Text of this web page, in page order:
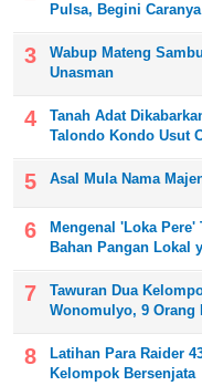
Pulsa, Begini Caranya
Wabup Mateng
Unasman
Tanah Adat
Talondo Kondo Usut
Asal Mula Nama
Mengenal 'Loka Pere'
Bahan Pangan Lokal
Tawuran Dua
Wonomulyo, 9 Orang
Latihan Para Raider
Kelompok Bersenjata